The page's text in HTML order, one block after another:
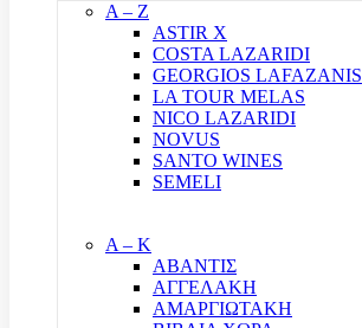
A – Z
ASTIR X
COSTA LAZARIDI
GEORGIOS LAFAZANIS
LA TOUR MELAS
NICO LAZARIDI
NOVUS
SANTO WINES
SEMELI
Α – Κ
ΑΒΑΝΤΙΣ
ΑΓΓΕΛΑΚΗ
ΑΜΑΡΓΙΩΤΑΚΗ